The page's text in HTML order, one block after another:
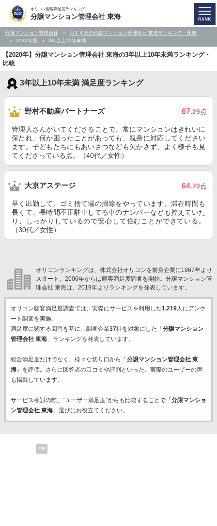
オリコン顧客満足度ランキング
分譲マンション管理会社 東海
分譲マンション管理会社
おすすめの分譲マンション管理会社 東海ランキング・比較
2020年版
3年以上10年未満
【2020年】分譲マンション管理会社 東海の3年以上10年未満ランキング・
比較
3年以上10年未満 満足度ランキング
野村不動産パートナーズ 67.29点
管理人さんがいてくださることで、常にマンションはきれいに
保たれ、何か困ったことがあっても、親身に対応してください
ます。子どもたちにもあいさつなども欠かさず、よく様子も見
てくださっている点。（40代／女性）
大京アステージ 64.70点
早く出勤して、ゴミ捨て場の掃除をやっています。滞在時間も
長くて、長時間不正駐車してる車のナンバーなども控えていた
り、しっかりしているので安心して住むことができている。
（30代／女性）
オリコンランキングは、株式会社オリコンを前身企業に1967年より
スタート。2006年からは顧客満足度調査を開始。分譲マンション管
理会社 東海は、2019年よりランキングを発表しています。
オリコン顧客満足度調査では、実際にサービスを利用した1,219人にアンケ
ート調査を実施。
満足度に関する回答を基に、調査企業37社を対象にした「 分譲マンション
管理会社 東海」ランキングを発表しています。
総合満足度だけでなく、様々な切り口から「 分譲マンション管理会社 東
海」を評価。さらに回答者の口コミや評判といった、実際のユーザーの声
も掲載しています。
サービス検討の際、“ユーザー満足度”からも比較することで「 分譲マンショ
ン管理会社 東海」選びにお役立てください。
PR